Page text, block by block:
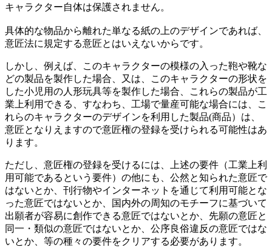
キャラクター自体は保護されません。
具体的な物品から離れた単なる紙の上のデザインであれば、
意匠法に規定する意匠とはいえないからです。
しかし、例えば、このキャラクターの模様の入った鞄や靴な
どの製品を製作した場合、又は、このキャラクターの形状を
した小児用の人形玩具等を製作した場合、これらの製品が工
業上利用できる、すなわち、工場で量産可能な場合には、こ
れらのキャラクターのデザインを利用した製品(商品）は、
意匠となりえますので意匠権の登録を受けられる可能性はあ
ります。
ただし、意匠権の登録を受けるには、上述の要件（工業上利
用可能であるという要件）の他にも、公然と知られた意匠で
はないとか、刊行物やインターネットを通じて利用可能とな
った意匠ではないとか、国内外の周知のモチーフに基づいて
出願者が容易に創作できる意匠ではないとか、先願の意匠と
同一・類似の意匠ではないとか、公序良俗違反の意匠ではな
いとか、等の種々の要件をクリアする必要があります。